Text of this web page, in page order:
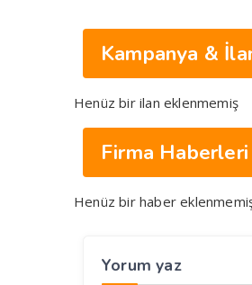
Kampanya &
Henüz bir ilan eklenmemiş
Firma Haberleri
Henüz bir haber
Yorum yaz